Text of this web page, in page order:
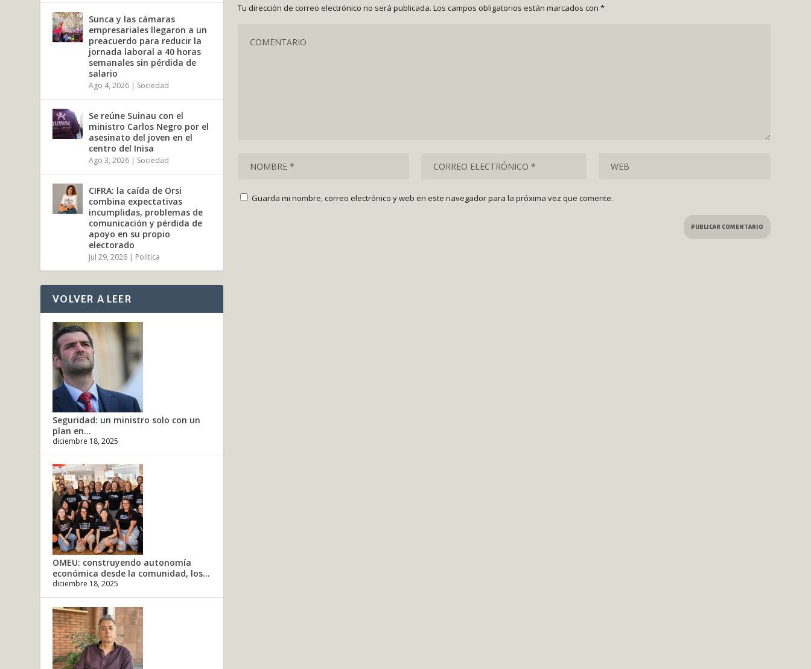
Tu dirección de correo electrónico no será publicada. Los campos obligatorios están marcados con *
Guarda mi nombre, correo electrónico y web en este navegador para la próxima vez que comente.
Sunca y las cámaras
empresariales llegaron a un
preacuerdo para reducir la
jornada laboral a 40 horas
semanales sin pérdida de
salario
Ago 4, 2026 | Sociedad
Se reúne Suinau con el
ministro Carlos Negro por el
asesinato del joven en el
centro del Inisa
Ago 3, 2026 | Sociedad
CIFRA: la caída de Orsi
combina expectativas
incumplidas, problemas de
comunicación y pérdida de
apoyo en su propio
electorado
Jul 29, 2026 | Política
VOLVER A LEER
Seguridad: un ministro solo con un
plan en...
diciembre 18, 2025
OMEU: construyendo autonomía
económica desde la comunidad, los...
diciembre 18, 2025